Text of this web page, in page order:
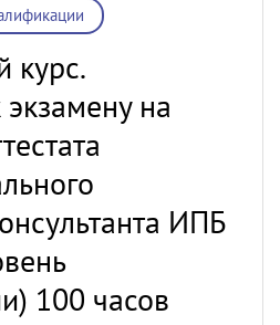
курс.
на
ИПБ
100 часов